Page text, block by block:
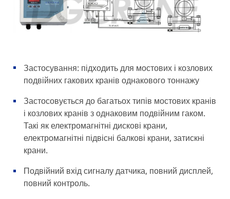
Застосування: підходить для мостових і козлових
подвійних гакових кранів однакового тоннажу
Застосовується до багатьох типів мостових кранів
і козлових кранів з однаковим подвійним гаком.
Такі як електромагнітні дискові крани,
електромагнітні підвісні балкові крани, затискні
крани.
Подвійний вхід сигналу датчика, повний дисплей,
повний контроль.